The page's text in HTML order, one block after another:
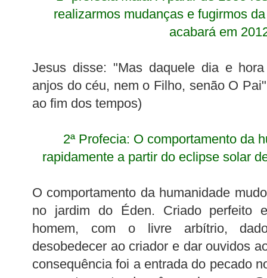
realizarmos mudanças e fugirmos
acabará em
Jesus disse: "Mas daquele dia e
anjos do céu, nem o Filho, senão O
ao fim dos tempos)
2ª Profecia: O comportamento da
rapidamente a partir do eclipse solar
O comportamento da humanidade
no jardim do Éden. Criado perfeito
homem, com o livre arbítrio,
desobedecer ao criador e dar ouvidos
consequência foi a entrada do pecado